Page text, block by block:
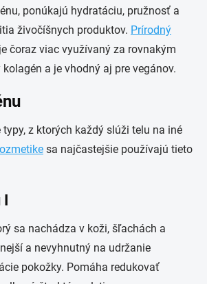
ponúkajú hydratáciu, pružnosť a
živočíšnych produktov. Prírodný
je čoraz viac využívaný za rovnakým
a je vhodný aj pre vegánov.
z ktorých každý slúži telu na iné
sa najčastejšie používajú tieto
I
sa nachádza v koži, šľachách a
a nevyhnutný na udržanie
pokožky. Pomáha redukovať